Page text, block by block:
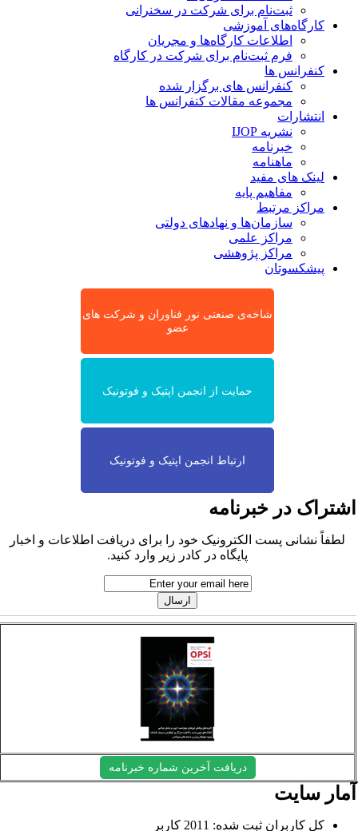
ثبت‌نام برای شرکت در سخنرانی
کارگاه‌های آموزشی
اطلاعات کارگاه‌ها و مجریان
فرم ثبت‌نام برای شرکت در کارگاه
کنفرانس ها
کنفرانس های برگزار شده
مجموعه مقالات کنفرانس ها
انتشارات
نشریه IJOP
خبرنامه
ماهنامه
لینک های مفید
مفاهیم پایه
مراکز مرتبط
سازمان‌ها و نهادهای دولتی
مراکز علمی
مراکز پژوهشی
پیشکسوتان
شاخه‌ی صنعتی نور فناوران و شرکت های
عضو
حمایت از انجمن اپتیک و فوتونیک
ارتباط انجمن اپتیک و فوتونیک
در خبرنامه
لطفاً نشانی پست الکترونیک خود را برای دریافت اطلاعات و اخبار
پایگاه در کادر زیر وارد کنید.
دریافت آخرین شماره خبرنامه
سایت
کل کاربران ثبت شده: 2011 کاربر